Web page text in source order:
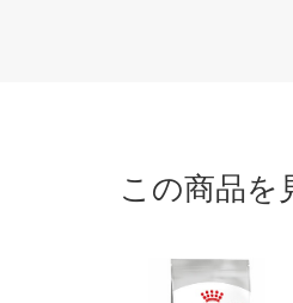
この商品を